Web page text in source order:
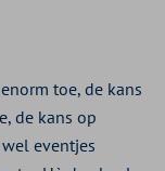
toe, de kans
de kans op
eventjes